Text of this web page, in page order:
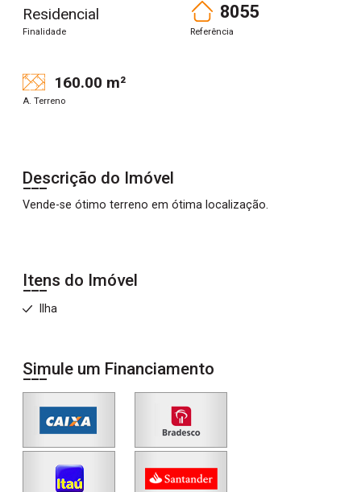
Residencial
Finalidade
8055
Referência
160.00 m²
A. Terreno
Descrição do Imóvel
Vende-se ótimo terreno em ótima localização.
Itens do Imóvel
Ilha
Simule um Financiamento